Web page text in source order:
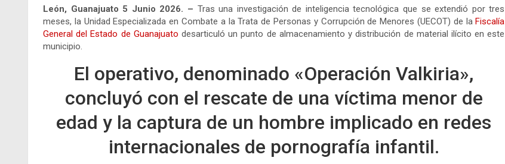
León, Guanajuato 5 Junio 2026. – Tras una investigación de inteligencia tecnológica que se extendió por tres
meses, la Unidad Especializada en Combate a la Trata de Personas y Corrupción de Menores (UECOT) de laFiscalía
General del Estado de Guanajuato desarticuló un punto de almacenamiento y distribución de material ilícito en este
municipio.
El operativo, denominado «Operación Valkiria»,
concluyó con el rescate de una víctima menor de
edad y la captura de un hombre implicado en redes
internacionales de pornografía infantil.